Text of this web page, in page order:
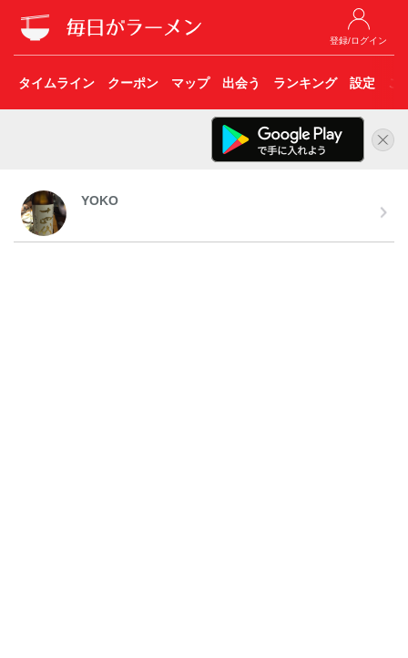
登録/ログイン
タイムライン クーポン マップ 出会う ランキング 設定 こ
YOKO